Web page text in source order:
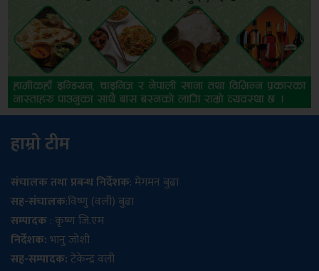
हाम्रो टीम
संचालक तथा प्रबन्ध निर्देशक: मेगमन बुढा
सह-संचालक:विष्णु (वली) बुढा
सम्पादक: कृष्ण जि.एम
निर्देशक:भानु जोशी
सह-सम्पादक:टेकेन्द्र वली